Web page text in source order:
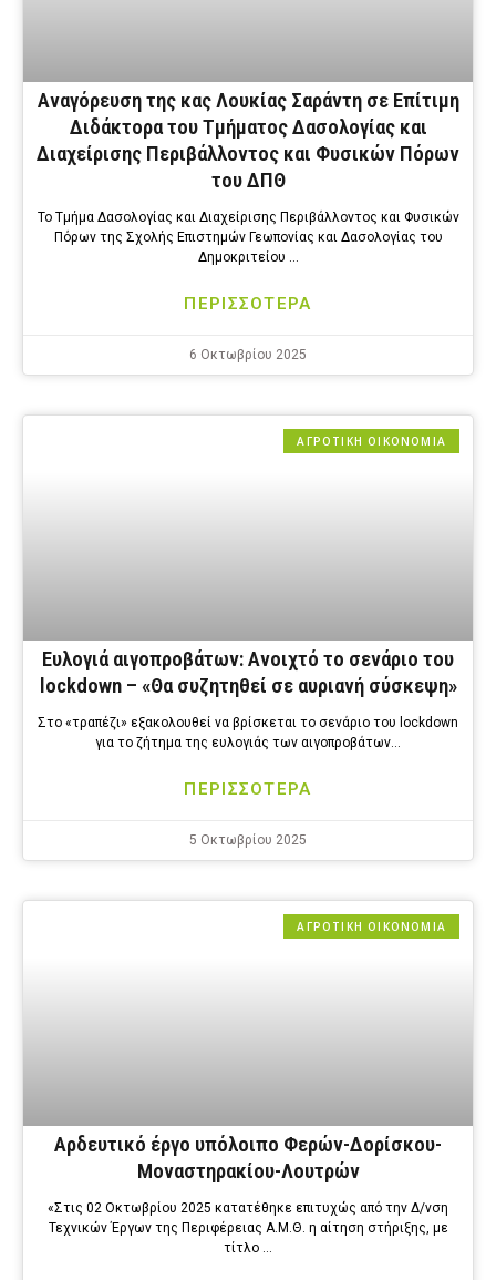
Αναγόρευση της κας Λουκίας Σαράντη σε Επίτιμη
Διδάκτορα του Τμήματος Δασολογίας και
Διαχείρισης Περιβάλλοντος και Φυσικών Πόρων
του ΔΠΘ
Το Τμήμα Δασολογίας και Διαχείρισης Περιβάλλοντος και Φυσικών
Πόρων της Σχολής Επιστημών Γεωπονίας και Δασολογίας του
Δημοκριτείου …
ΠΕΡΙΣΣΟΤΕΡΑ
6 Οκτωβρίου 2025
ΑΓΡΟΤΙΚΗ ΟΙΚΟΝΟΜΙΑ
Ευλογιά αιγοπροβάτων: Ανοιχτό το σενάριο του
lockdown – «Θα συζητηθεί σε αυριανή σύσκεψη»
Στο «τραπέζι» εξακολουθεί να βρίσκεται το σενάριο του lockdown
για το ζήτημα της ευλογιάς των αιγοπροβάτων…
ΠΕΡΙΣΣΟΤΕΡΑ
5 Οκτωβρίου 2025
ΑΓΡΟΤΙΚΗ ΟΙΚΟΝΟΜΙΑ
Αρδευτικό έργο υπόλοιπο Φερών-Δορίσκου-
Μοναστηρακίου-Λουτρών
«Στις 02 Οκτωβρίου 2025 κατατέθηκε επιτυχώς από την Δ/νση
Τεχνικών Έργων της Περιφέρειας Α.Μ.Θ. η αίτηση στήριξης, με
τίτλο …